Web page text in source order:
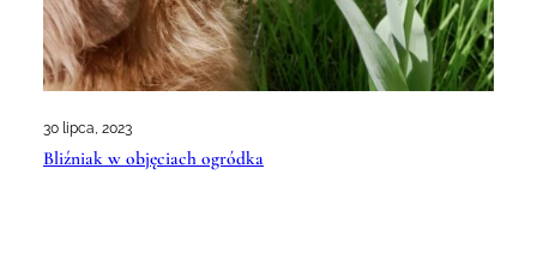
30 lipca, 2023
Bliźniak w objęciach ogródka